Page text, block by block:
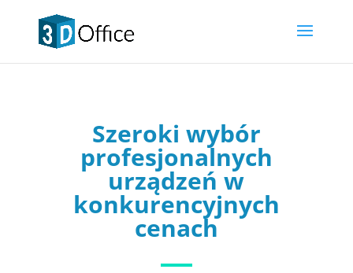
Szeroki wybór
profesjonalnych
urządzeń w
konkurencyjnych
cenach